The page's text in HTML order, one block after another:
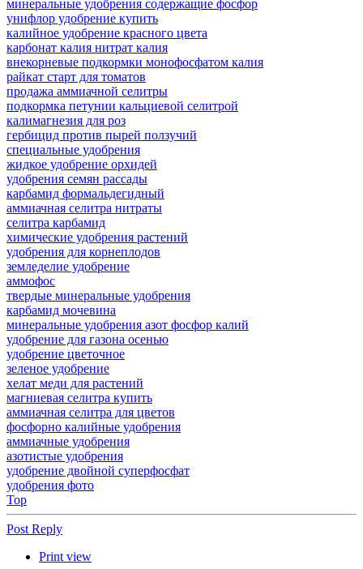
минеральные удобрения содержащие фосфор
унифлор удобрение купить
калийное удобрение красного цвета
карбонат калия нитрат калия
внекорневые подкормки монофосфатом калия
райкат старт для томатов
продажа аммиачной селитры
подкормка петунии кальциевой селитрой
калимагнезия для роз
гербицид против пырей ползучий
специальные удобрения
жидкое удобрение орхидей
удобрения семян рассады
карбамид формальдегидный
аммиачная селитра нитраты
селитра карбамид
химические удобрения растений
удобрения для корнеплодов
земледелие удобрение
аммофос
твердые минеральные удобрения
карбамид мочевина
минеральные удобрения азот фосфор калий
удобрение для газона осенью
удобрение цветочное
зеленое удобрение
хелат меди для растений
магниевая селитра купить
аммиачная селитра для цветов
фосфорно калийные удобрения
аммиачные удобрения
азотистые удобрения
удобрение двойной суперфосфат
удобрения фото
Top
Post Reply
Print view